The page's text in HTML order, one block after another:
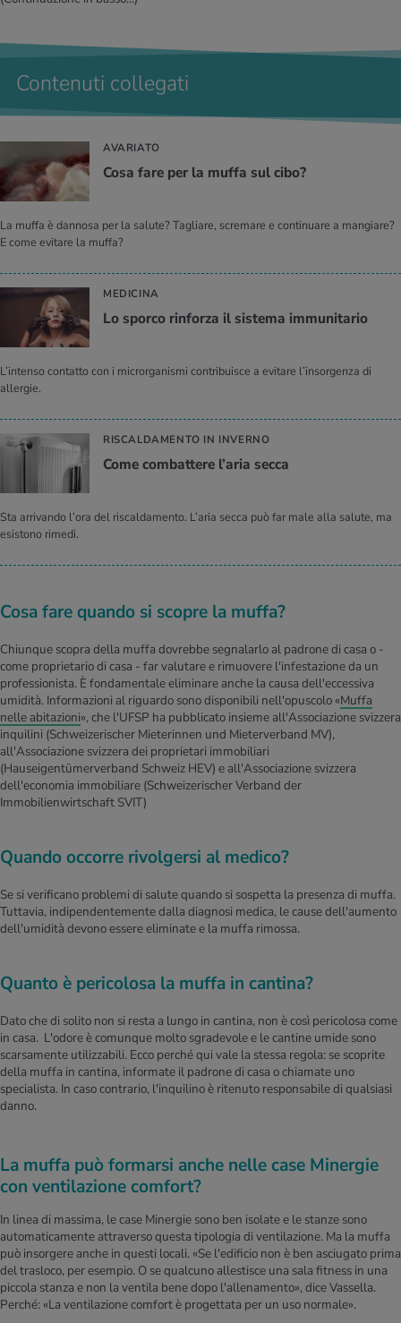
Contenuti collegati
AVARIATO
Cosa fare per la muffa sul cibo?
La muffa è dannosa per la salute? Tagliare, scremare e continuare a mangiare?
E come evitare la muffa?
MEDICINA
Lo spor­co rin­for­za il si­ste­ma im­mu­ni­ta­rio
L’intenso contatto con i microrganismi contribuisce a evitare l’insorgenza di
allergie.
RISCALDAMENTO IN INVERNO
Come com­bat­te­re l’a­ria secca
Sta arrivando l’ora del riscaldamento. L’aria secca può far male alla salute, ma
esistono rimedi.
Cosa fare quando si scopre la muffa?
Chiunque scopra della muffa dovrebbe segnalarlo al padrone di casa o -
come proprietario di casa - far valutare e rimuovere l'infestazione da un
professionista. È fondamentale eliminare anche la causa dell'eccessiva
umidità. Informazioni al riguardo sono disponibili nell'opuscolo «Muffa
nelle abitazioni», che l'UFSP ha pubblicato insieme all'Associazione svizzera
inquilini (Schweizerischer Mieterinnen und Mieterverband MV),
all'Associazione svizzera dei proprietari immobiliari
(Hauseigentümerverband Schweiz HEV) e all'Associazione svizzera
dell'economia immobiliare (Schweizerischer Verband der
Immobilienwirtschaft SVIT)
Quando occorre rivolgersi al medico?
Se si verificano problemi di salute quando si sospetta la presenza di muffa.
Tuttavia, indipendentemente dalla diagnosi medica, le cause dell'aumento
dell'umidità devono essere eliminate e la muffa rimossa.
Quanto è pericolosa la muffa in cantina?
Dato che di solito non si resta a lungo in cantina, non è così pericolosa come
in casa. L'odore è comunque molto sgradevole e le cantine umide sono
scarsamente utilizzabili. Ecco perché qui vale la stessa regola: se scoprite
della muffa in cantina, informate il padrone di casa o chiamate uno
specialista. In caso contrario, l'inquilino è ritenuto responsabile di qualsiasi
danno.
La muffa può formarsi anche nelle case Minergie
con ventilazione comfort?
In linea di massima, le case Minergie sono ben isolate e le stanze sono
automaticamente attraverso questa tipologia di ventilazione. Ma la muffa
può insorgere anche in questi locali. «Se l'edificio non è ben asciugato prima
del trasloco, per esempio. O se qualcuno allestisce una sala fitness in una
piccola stanza e non la ventila bene dopo l'allenamento», dice Vassella.
Perché: «La ventilazione comfort è progettata per un uso normale».